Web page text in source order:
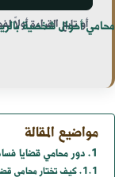
محامي أحوال شخصية
أو تابع القراءة أولاً
مواضيع المقالة
دور محامي قضايا
كيف تختار محامي